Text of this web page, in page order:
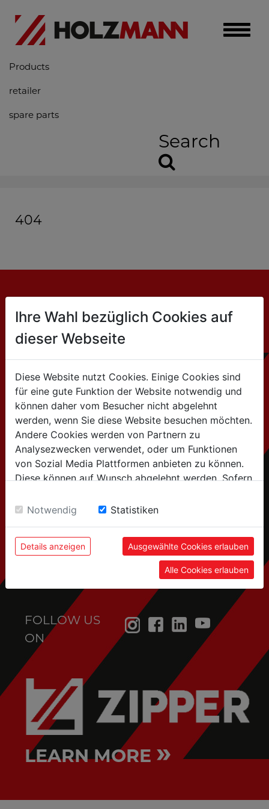
Toggle
Products
retailer
spare parts
Search
404
CONTACT
HOLZMANN MASCHINEN GmbH
Marktplatz 4 / 4170 Haslach / Austria
+43 7289 / 71562-0
for general information
(Info about products, company,...):
info@holzmann-maschinen.at
for after-sales service
service@holzmann-maschinen.at
FOLLOW US
ON
LEARN MORE »
Ihre Wahl bezüglich Cookies auf
dieser Webseite
Diese Website nutzt Cookies. Einige Cookies sind
für eine gute Funktion der Website notwendig und
können daher vom Besucher nicht abgelehnt
werden, wenn Sie diese Website besuchen möchten.
Andere Cookies werden von Partnern zu
Analysezwecken verwendet, oder um Funktionen
von Sozial Media Plattformen anbieten zu können.
Diese können auf Wunsch abgelehnt werden. Sofern
Einwilligung zu unseren Cookies.
Notwendig Statistiken
Details anzeigen Ausgewählte Cookies erlauben
Alle Cookies erlauben